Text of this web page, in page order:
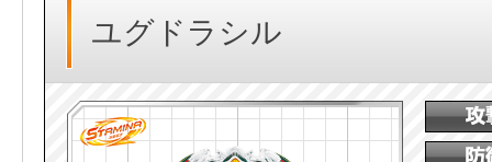
ユグドラシル